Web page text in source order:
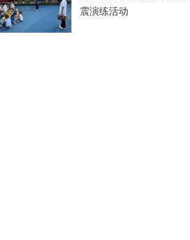
震演练活动